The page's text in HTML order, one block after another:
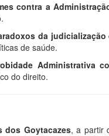
contra a
da
de saúde.
Administrativa
do direito.
dos Goytacazes, a partir